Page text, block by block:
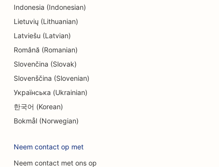
SEO voor amusement en recreatie
SEO voor Escape Rooms
EO voor etnische restaurants
SEO voor boerderij-keukenrestaurants
SEO voor faceliftdiensten
SEO voor familierestaurants
Indonesia (Indonesian)
Lietuvių (Lithuanian)
Latviešu (Latvian)
Română (Romanian)
Slovenčina (Slovak)
Slovenščina (Slovenian)
Українська (Ukrainian)
한국어 (Korean)
Bokmål (Norwegian)
Neem contact op met
Neem contact met ons op